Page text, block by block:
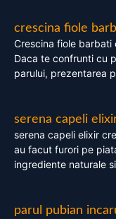
crescina fiole
Crescina fiole
Daca te confrunti cu
parului, prezentarea
serena capeli
serena capeli elixir
au facut furori pe
ingrediente naturale
parul pubian